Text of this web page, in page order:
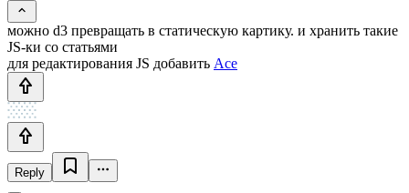
можно d3 превращать в статическую картику. и хранить такие
JS-ки со статьями
для редактирования JS добавить Ace
Reply